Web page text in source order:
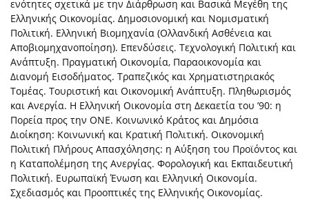
ενότητες σχετικά με την Διάρθρωση και Βασικά Μεγέθη της
Ελληνικής Οικονομίας. Δημοσιονομική και Νομισματική
Πολιτική. Ελληνική Βιομηχανία (Ολλανδική Ασθένεια και
Αποβιομηχανοποίηση). Επενδύσεις. Τεχνολογική Πολιτική και
Ανάπτυξη. Πραγματική Οικονομία, Παραοικονομία και
Διανομή Εισοδήματος. Τραπεζικός και Χρηματιστηριακός
Τομέας. Τουριστική και Οικονομική Ανάπτυξη. Πληθωρισμός
και Ανεργία. Η Ελληνική Οικονομία στη Δεκαετία του ’90: η
Πορεία προς την ΟΝΕ. Κοινωνικό Κράτος και Δημόσια
Διοίκηση: Κοινωνική και Κρατική Πολιτική. Οικονομική
Πολιτική Πλήρους Απασχόλησης: η Αύξηση του Προϊόντος και
η Καταπολέμηση της Ανεργίας. Φορολογική και Εκπαιδευτική
Πολιτική. Ευρωπαϊκή Ένωση και Ελληνική Οικονομία.
Σχεδιασμός και Προοπτικές της Ελληνικής Οικονομίας.